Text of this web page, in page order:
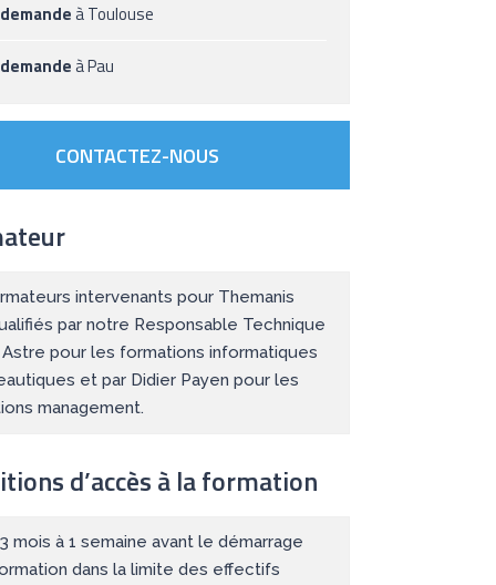
à Toulouse
à Pau
CONTACTEZ-NOUS
intervenants pour Themanis
par notre Responsable Technique
pour les formations informatiques
et par Didier Payen pour les
management.
d’accès à la formation
mois à 1 semaine avant le démarrage
dans la limite des effectifs